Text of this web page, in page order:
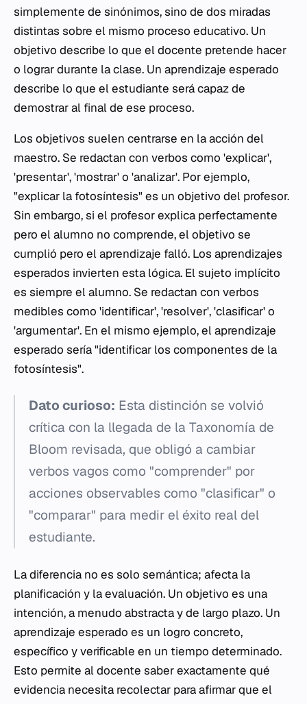
simplemente de sinónimos, sino de dos miradas
distintas sobre el mismo proceso educativo. Un
objetivo describe lo que el docente pretende hacer
o lograr durante la clase. Un aprendizaje esperado
describe lo que el estudiante será capaz de
demostrar al final de ese proceso.
Los objetivos suelen centrarse en la acción del
maestro. Se redactan con verbos como 'explicar',
'presentar', 'mostrar' o 'analizar'. Por ejemplo,
"explicar la fotosíntesis" es un objetivo del profesor.
Sin embargo, si el profesor explica perfectamente
pero el alumno no comprende, el objetivo se
cumplió pero el aprendizaje falló. Los aprendizajes
esperados invierten esta lógica. El sujeto implícito
es siempre el alumno. Se redactan con verbos
medibles como 'identificar', 'resolver', 'clasificar' o
'argumentar'. En el mismo ejemplo, el aprendizaje
esperado sería "identificar los componentes de la
fotosíntesis".
Dato curioso: Esta distinción se volvió
crítica con la llegada de la Taxonomía de
Bloom revisada, que obligó a cambiar
verbos vagos como "comprender" por
acciones observables como "clasificar" o
"comparar" para medir el éxito real del
estudiante.
La diferencia no es solo semántica; afecta la
planificación y la evaluación. Un objetivo es una
intención, a menudo abstracta y de largo plazo. Un
aprendizaje esperado es un logro concreto,
específico y verificable en un tiempo determinado.
Esto permite al docente saber exactamente qué
evidencia necesita recolectar para afirmar que el